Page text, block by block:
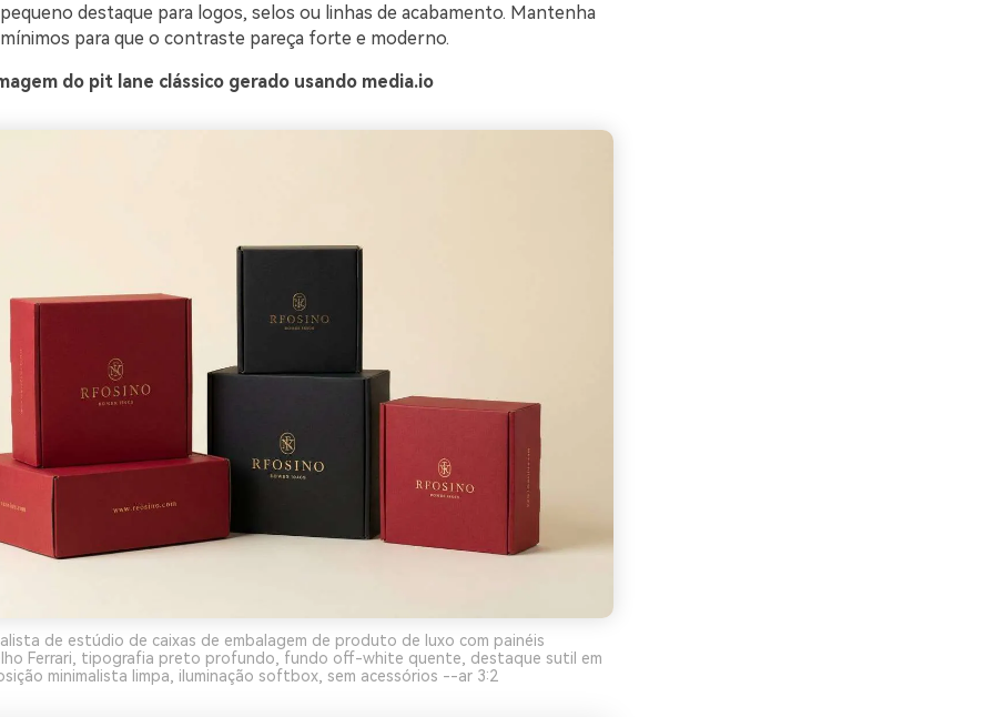
destaque para logos, selos ou linhas de acabamento. Mantenha
para que o contraste pareça forte e moderno.
do pit lane clássico gerado usando media.io
de estúdio de caixas de embalagem de produto de luxo com painéis
Ferrari, tipografia preto profundo, fundo off-white quente, destaque sutil em
minimalista limpa, iluminação softbox, sem acessórios --ar 3:2